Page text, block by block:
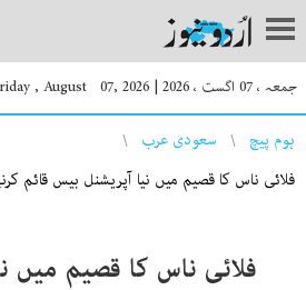
جمعہ ، 07 اگست ، 2026 |
, August 07, 2026
You are here
ہوم پیچ
سعودی عرب
فلائی ناس کا قصیم میں نیا آپریشنل بیس قائم
فلائی ناس کا قصیم میں